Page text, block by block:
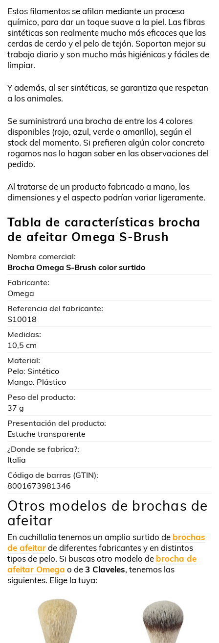
Estos filamentos se afilan mediante un proceso
químico, para dar un toque suave a la piel. Las fibras
sintéticas son realmente mucho más eficaces que las
cerdas de cerdo y el pelo de tejón. Soportan mejor su
trabajo diario y son mucho más higiénicas y fáciles de
limpiar.
Y además, al ser sintéticas, se garantiza que respetan
a los animales.
Se suministrará una brocha de entre los 4 colores
disponibles (rojo, azul, verde o amarillo), según el
stock del momento. Si prefieren algún color concreto
rogamos nos lo hagan saber en las observaciones del
pedido.
Al tratarse de un producto fabricado a mano, las
dimensiones y el aspecto podrían variar ligeramente.
Tabla de características brocha
de afeitar Omega S-Brush
Nombre comercial:
Brocha Omega S-Brush color surtido
Fabricante:
Omega
Referencia del fabricante:
S10018
Medidas:
10,5 cm
Material:
Pelo: Sintético
Mango: Plástico
Peso del producto:
37 g
Presentación del producto:
Estuche transparente
¿Donde se fabrica?:
Italia
Código de barras (GTIN):
8001673981346
Otros modelos de brochas de
afeitar
En cuchillalia tenemos un amplio surtido de brochas
de afeitarde diferentes fabricantes y en distintos
tipos de pelo. Si buscas otro modelo de brocha de
afeitar Omega o de3 Claveles, tenemos las
siguientes. Elige la tuya: